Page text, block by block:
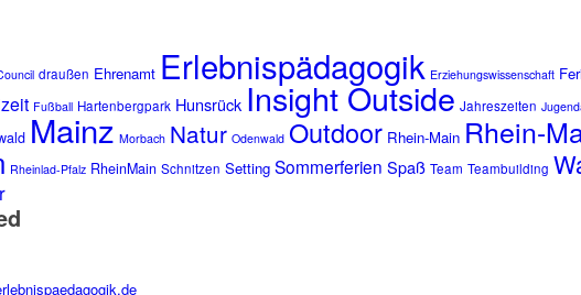
draußen Ehrenamt Erlebnispädagogik Erziehungswissenschaft
Fußball Hartenbergpark Hunsrück Insight Outside Jahreszeiten
Mainz Morbach Natur Odenwald Outdoor Rhein-Main Rhein-
Rheinlad-Pfalz RheinMain Schnitzen Setting Sommerferien Spaß Team Teambuilding